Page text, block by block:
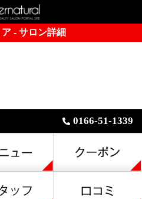
- サロン詳細
0166-51-1339